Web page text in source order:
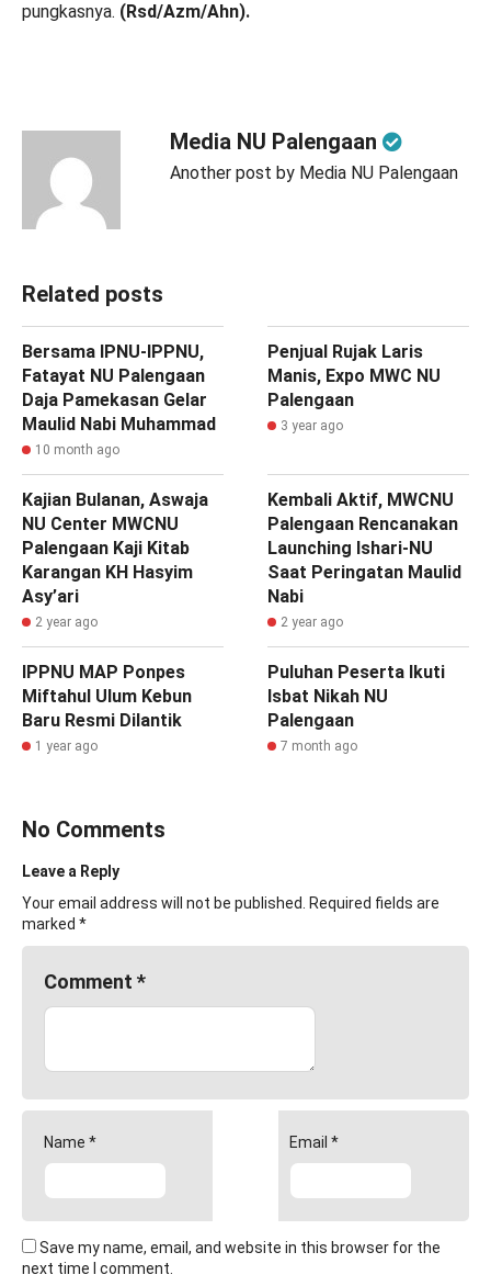
pungkasnya. (Rsd/Azm/Ahn).
Media NU Palengaan
Another post by Media NU Palengaan
Related posts
Bersama IPNU-IPPNU,
Fatayat NU Palengaan
Daja Pamekasan Gelar
Maulid Nabi Muhammad
10 month ago
Penjual Rujak Laris
Manis, Expo MWC NU
Palengaan
3 year ago
Kajian Bulanan, Aswaja
NU Center MWCNU
Palengaan Kaji Kitab
Karangan KH Hasyim
Asy’ari
2 year ago
Kembali Aktif, MWCNU
Palengaan Rencanakan
Launching Ishari-NU
Saat Peringatan Maulid
Nabi
2 year ago
IPPNU MAP Ponpes
Miftahul Ulum Kebun
Baru Resmi Dilantik
1 year ago
‎Puluhan Peserta Ikuti
Isbat Nikah NU
Palengaan
7 month ago
No Comments
Leave a Reply
Your email address will not be published.
Required fields are
marked *
Comment *
Name * Email *
Save my name, email, and website in this browser for the
next time I comment.